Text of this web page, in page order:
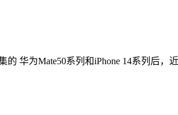
华为Mate50系列和iPhone 14系列后，